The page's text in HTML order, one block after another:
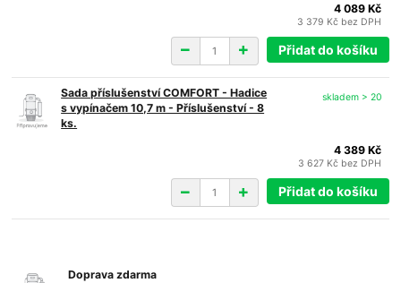
4 089 Kč
3 379 Kč bez DPH
Přidat do košíku
Sada příslušenství COMFORT - Hadice
s vypínačem 10,7 m - Příslušenství - 8
ks.
4 389 Kč
3 627 Kč bez DPH
skladem > 20
Přidat do košíku
Doprava zdarma